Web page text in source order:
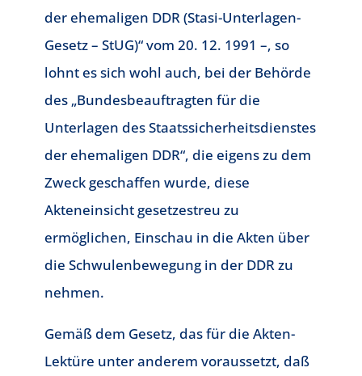
der ehemaligen DDR (Stasi-Unterlagen-
Gesetz – StUG)“ vom 20. 12. 1991 –, so
lohnt es sich wohl auch, bei der Behörde
des „Bundesbeauftragten für die
Unterlagen des Staatssicherheitsdienstes
der ehemaligen DDR“, die eigens zu dem
Zweck geschaffen wurde, diese
Akteneinsicht gesetzestreu zu
ermöglichen, Einschau in die Akten über
die Schwulenbewegung in der DDR zu
nehmen.
Gemäß dem Gesetz, das für die Akten-
Lektüre unter anderem voraussetzt, daß